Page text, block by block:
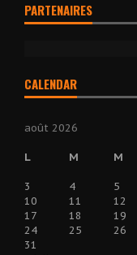
PARTENAIRES
CALENDAR
août 2026
L M M
3
4 5
10
11 12
17
18 19
24
25 26
31